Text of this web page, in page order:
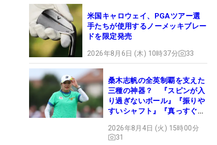
米国キャロウェイ、PGAツアー選
手たちが使用するノーメッキブレー
ドを限定発売
2026年8月6日 (木) 10時37分 33
桑木志帆の全英制覇を支えた
三種の神器？ 『スピンが入
り過ぎないボール』『振りや
すいシャフト』『真っすぐ飛
セッティング
2026年8月4日 (火) 15時00分
31